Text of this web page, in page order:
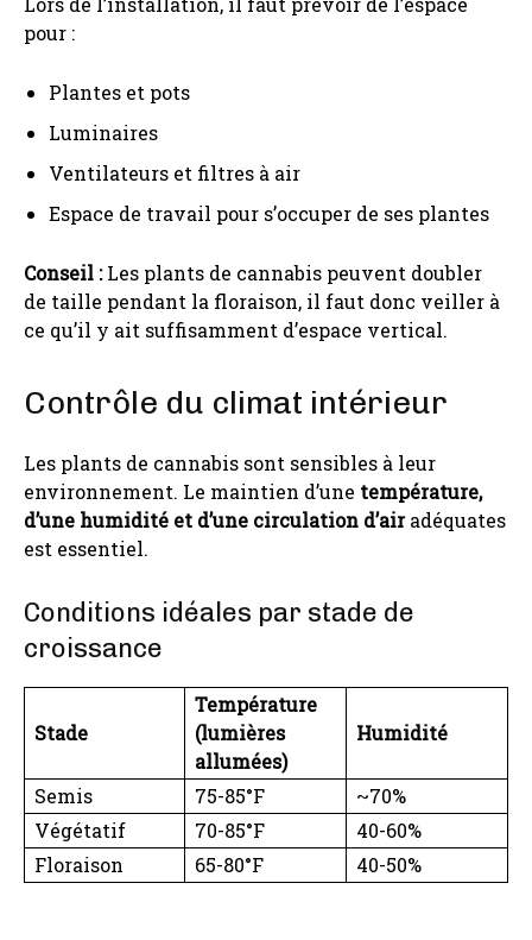
pour :
Plantes et pots
Luminaires
Ventilateurs et filtres à air
Espace de travail pour s’occuper de ses plantes
Conseil :Les plants de cannabis peuvent doubler
de taille pendant la floraison, il faut donc veiller à
ce qu’il y ait suffisamment d’espace vertical.
Contrôle du climat intérieur
Les plants de cannabis sont sensibles à leur
environnement. Le maintien d’une température,
d’une humidité et d’une circulation d’airadéquates
est essentiel.
Conditions idéales par stade de
croissance
Stade
Température
(lumières
allumées)
Humidité
Semis 75-85°F
~70%
Végétatif
70-85°F
40-60%
Floraison
65-80°F 40-50%